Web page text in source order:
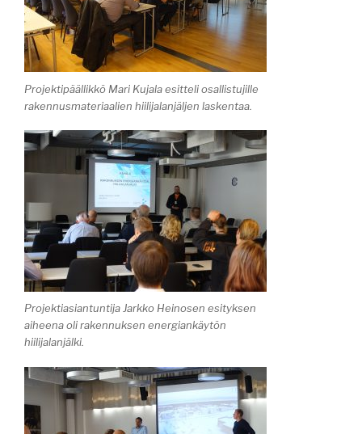
Projektipäällikkö Mari Kujala esitteli osallistujille
rakennusmateriaalien hiilijalanjäljen laskentaa.
Projektiasiantuntija Jarkko Heinosen esityksen
aiheena oli rakennuksen energiankäytön
hiilijalanjälki.